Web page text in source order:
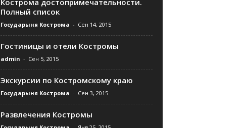
Полный список
Государыня Кострома - Сен 14, 2015
Гостиницы и отели Костромы
admin - Сен 5, 2015
Экскурсии по Костромскому краю
Государыня Кострома - Сен 3, 2015
Развлечения Костромы